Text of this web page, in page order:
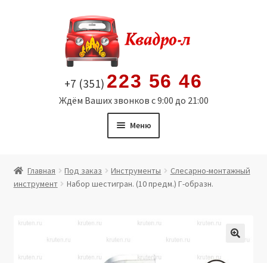
содержимому
+7 (351) 223 56 46
Ждём Ваших звонков с 9:00 до 21:00
Меню
Витрина
Главная Под заказ Инструменты
Слесарно-монтажный
инструмент
Набор шестигран. (10 предм.) Г-образн.